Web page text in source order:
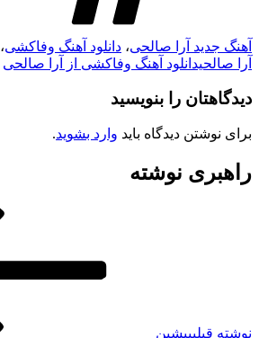
آهنگ جدید آرا صالحی، دانلود آهنگ وفاکشی،
آرا صالحیدانلود آهنگ وفاکشی از آرا صالحی
دیدگاهتان را بنویسید
برای نوشتن دیدگاه باید وارد بشوید.
راهبری نوشته
نوشته قبلیپیشین